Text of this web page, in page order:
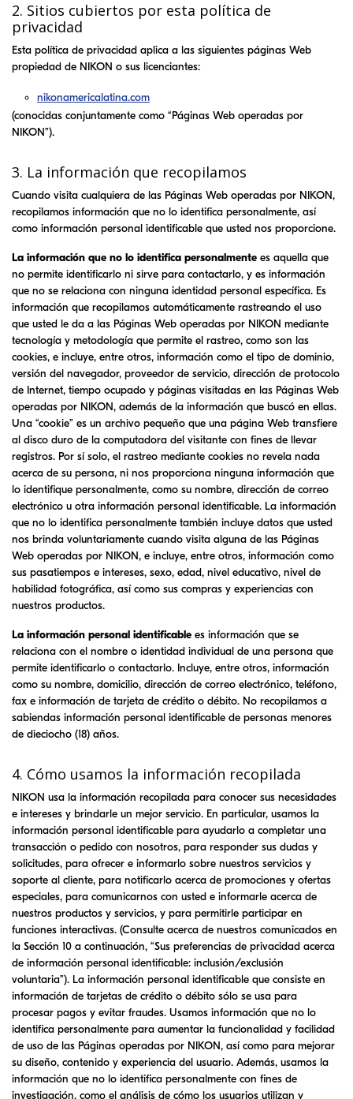
2. Sitios cubiertos por esta política de
privacidad
Esta política de privacidad aplica a las siguientes páginas Web
propiedad de NIKON o sus licenciantes:
nikonamericalatina.com
(conocidas conjuntamente como “Páginas Web operadas por
NIKON”).
3. La información que recopilamos
Cuando visita cualquiera de las Páginas Web operadas por NIKON,
recopilamos información que no lo identifica personalmente, así
como información personal identificable que usted nos proporcione.
La información que no lo identifica personalmente es aquella que
no permite identificarlo ni sirve para contactarlo, y es información
que no se relaciona con ninguna identidad personal específica. Es
información que recopilamos automáticamente rastreando el uso
que usted le da a las Páginas Web operadas por NIKON mediante
tecnología y metodología que permite el rastreo, como son las
cookies, e incluye, entre otros, información como el tipo de dominio,
versión del navegador, proveedor de servicio, dirección de protocolo
de Internet, tiempo ocupado y páginas visitadas en las Páginas Web
operadas por NIKON, además de la información que buscó en ellas.
Una “cookie” es un archivo pequeño que una página Web transfiere
al disco duro de la computadora del visitante con fines de llevar
registros. Por sí solo, el rastreo mediante cookies no revela nada
acerca de su persona, ni nos proporciona ninguna información que
lo identifique personalmente, como su nombre, dirección de correo
electrónico u otra información personal identificable. La información
que no lo identifica personalmente también incluye datos que usted
nos brinda voluntariamente cuando visita alguna de las Páginas
Web operadas por NIKON, e incluye, entre otros, información como
sus pasatiempos e intereses, sexo, edad, nivel educativo, nivel de
habilidad fotográfica, así como sus compras y experiencias con
nuestros productos.
La información personal identificable es información que se
relaciona con el nombre o identidad individual de una persona que
permite identificarlo o contactarlo. Incluye, entre otros, información
como su nombre, domicilio, dirección de correo electrónico, teléfono,
fax e información de tarjeta de crédito o débito. No recopilamos a
sabiendas información personal identificable de personas menores
de dieciocho (18) años.
4. Cómo usamos la información recopilada
NIKON usa la información recopilada para conocer sus necesidades
e intereses y brindarle un mejor servicio. En particular, usamos la
información personal identificable para ayudarlo a completar una
transacción o pedido con nosotros, para responder sus dudas y
solicitudes, para ofrecer e informarlo sobre nuestros servicios y
soporte al cliente, para notificarlo acerca de promociones y ofertas
especiales, para comunicarnos con usted e informarle acerca de
nuestros productos y servicios, y para permitirle participar en
funciones interactivas. (Consulte acerca de nuestros comunicados en
la Sección 10 a continuación, “Sus preferencias de privacidad acerca
de información personal identificable: inclusión/exclusión
voluntaria”). La información personal identificable que consiste en
información de tarjetas de crédito o débito sólo se usa para
procesar pagos y evitar fraudes. Usamos información que no lo
identifica personalmente para aumentar la funcionalidad y facilidad
de uso de las Páginas operadas por NIKON, así como para mejorar
su diseño, contenido y experiencia del usuario. Además, usamos la
información que no lo identifica personalmente con fines de
investigación, como el análisis de cómo los usuarios utilizan y